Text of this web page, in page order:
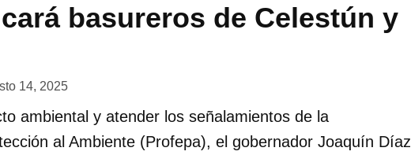
basureros de Celestún y
14, 2025
ambiental y atender los señalamientos de la
al Ambiente (Profepa), el gobernador Joaquín Díaz